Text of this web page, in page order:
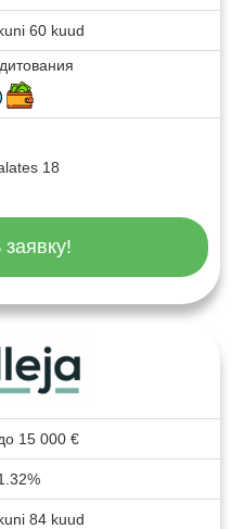
60 kuud
18
15 000 €
84 kuud